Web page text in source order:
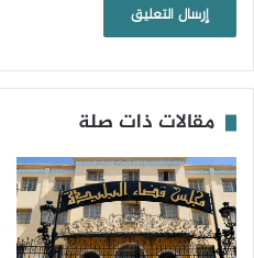
مقالات ذات صلة